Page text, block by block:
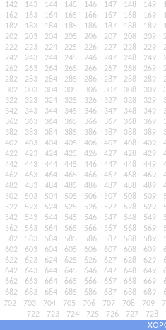
142
143 144 145 146 147 148 149
162
163 164 165 166 167 168 169
182
183 184 185 186 187 188 189
202
203 204 205 206 207 208 209
222
223 224 225 226 227 228 229
242
243 244 245 246 247 248 249
262
263 264 265 266 267 268 269
282
283 284 285 286 287 288 289
302
303 304 305 306 307 308 309
322
323 324 325 326 327 328 329
342
343 344 345 346 347 348 349
362
363 364 365 366 367 368 369
382
383 384 385 386 387 388 389
402
403 404 405 406 407 408 409
422
423 424 425 426 427 428 429
442
443 444 445 446 447 448 449
462
463 464 465 466 467 468 469
482
483 484 485 486 487 488 489
502
503 504 505 506 507 508 509
522
523 524 525 526 527 528 529
542
543 544 545 546 547 548 549
562
563 564 565 566 567 568 569
582
583 584 585 586 587 588 589
602
603 604 605 606 607 608 609
622
623 624 625 626 627 628 629
642
643 644 645 646 647 648 649
662
663 664 665 666 667 668 669
682
683 684 685 686 687 688 689
702
703 704 705 706 707 708 709
722
723 724 725 726 727 728